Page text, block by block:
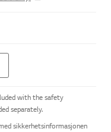
with the safety
separately.
sikkerhetsinformasjonen